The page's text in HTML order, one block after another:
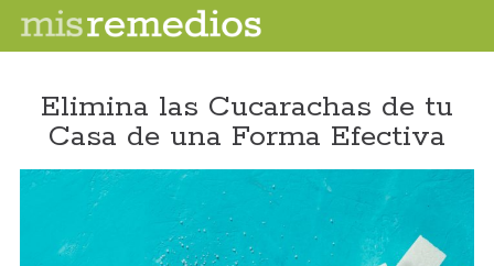
Elimina las Cucarachas de tu
Casa de una Forma Efectiva